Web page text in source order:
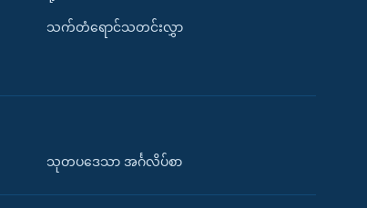
သက်တံရောင်သတင်းလွှာ
သုတပဒေသာ အင်္ဂလိပ်စာ